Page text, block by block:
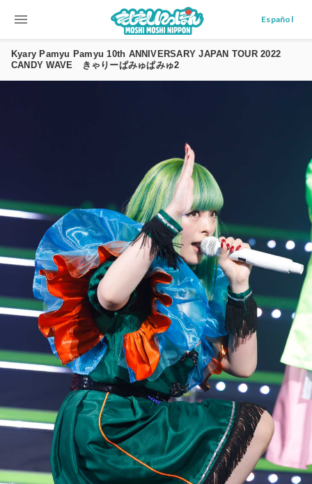
menu Español
Kyary Pamyu Pamyu 10th ANNIVERSARY JAPAN TOUR 2022
CANDY WAVE きゃりーぱみゅぱみゅ2